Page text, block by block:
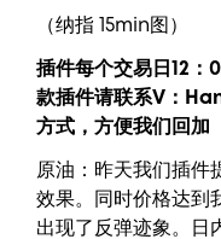
（纳指 15min图）
插件每个交易日12：
款插件请联系V：
方式，方便我们回加
原油：昨天我们插件
效果。同时价格达到
出现了反弹迹象。日